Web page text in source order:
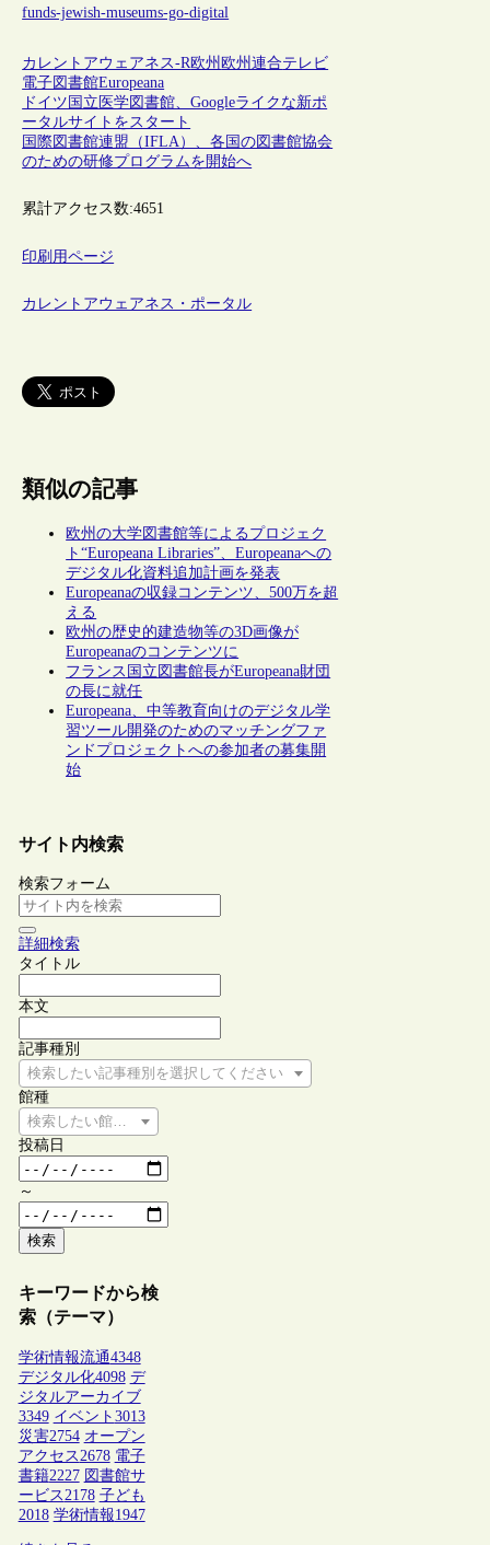
funds-jewish-museums-go-digital
カレントアウェアネス-R欧州 欧州連合テレビ
電子図書館Europeana
ドイツ国立医学図書館、Googleライクな新ポ
ータルサイトをスタート
国際図書館連盟（IFLA）、各国の図書館協会
のための研修プログラムを開始へ
累計アクセス数:4651
印刷用ページ
カレントアウェアネス・ポータル
類似の記事
欧州の大学図書館等によるプロジェク
ト“Europeana Libraries”、Europeanaへの
デジタル化資料追加計画を発表
Europeanaの収録コンテンツ、500万を超
える
欧州の歴史的建造物等の3D画像が
Europeanaのコンテンツに
フランス国立図書館長がEuropeana財団
の長に就任
Europeana、中等教育向けのデジタル学
習ツール開発のためのマッチングファ
ンドプロジェクトへの参加者の募集開
始
サイト内検索
検索フォーム
詳細検索
タイトル
本文
記事種別
検索したい記事種別を選択してください
館種
検索したい館種を選択してください
投稿日
～
検索
キーワードから検
索（テーマ）
学術情報流通4348
デジタル化4098 デ
ジタルアーカイブ
3349 イベント 3013
災害2754 オープン
アクセス 2678 電子
書籍2227 図書館サ
ービス 2178 子ども
2018 学術情報1947